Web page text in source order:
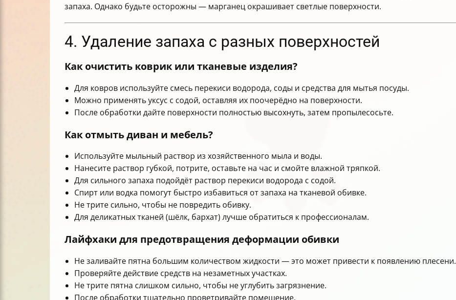
запаха. Однако будьте осторожны — марганец окрашивает светлые поверхности.
4. Удаление запаха с разных поверхностей
Как очистить коврик или тканевые изделия?
Для ковров используйте смесь перекиси водорода, соды и средства для мытья посуды.
Можно применять уксус с содой, оставляя их поочерёдно на поверхности.
После обработки дайте поверхности полностью высохнуть, затем пропылесосьте.
Как отмыть диван и мебель?
Используйте мыльный раствор из хозяйственного мыла и воды.
Нанесите раствор губкой, потрите, оставьте на час и смойте влажной тряпкой.
Для сильного запаха подойдёт раствор перекиси водорода с содой.
Спирт или водка помогут быстро избавиться от запаха на тканевой обивке.
Не трите сильно, чтобы не повредить обивку.
Для деликатных тканей (шёлк, бархат) лучше обратиться к профессионалам.
Лайфхаки для предотвращения деформации обивки
Не заливайте пятна большим количеством жидкости — это может привести к появлению плесени.
Проверяйте действие средств на незаметных участках.
Не трите пятна слишком сильно, чтобы не углубить загрязнение.
После обработки тщательно проветривайте помещение.